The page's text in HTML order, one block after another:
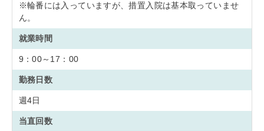
※輪番には入っていますが、措置入院は基本取っていませ
ん。
就業時間
9：00～17：00
勤務日数
週4日
当直回数